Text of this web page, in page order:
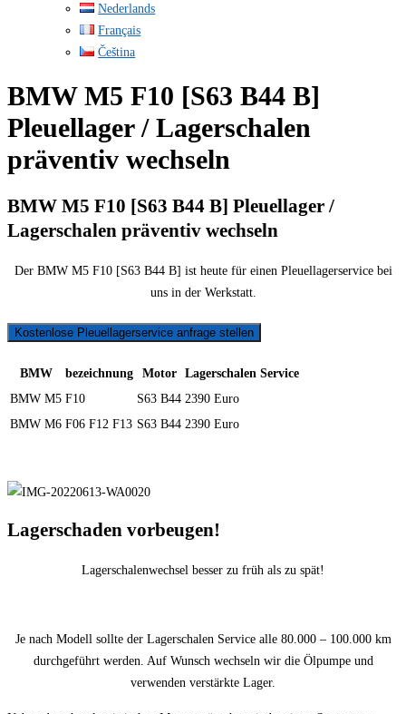
Nederlands
Français
Čeština
BMW M5 F10 [S63 B44 B]
Pleuellager / Lagerschalen
präventiv wechseln
BMW M5 F10 [S63 B44 B] Pleuellager /
Lagerschalen präventiv wechseln
Der BMW M5 F10 [S63 B44 B] ist heute für einen Pleuellagerservice bei
uns in der Werkstatt.
Kostenlose Pleuellagerservice anfrage stellen
BMW bezeichnung Motor Lagerschalen Service
BMW M5 F10 S63 B44 2390 Euro
BMW M6 F06 F12 F13 S63 B44 2390 Euro
Lagerschaden vorbeugen!
Lagerschalenwechsel besser zu früh als zu spät!
Je nach Modell sollte der Lagerschalen Service alle 80.000 – 100.000 km
durchgeführt werden. Auf Wunsch wechseln wir die Ölpumpe und
verwenden verstärkte Lager.